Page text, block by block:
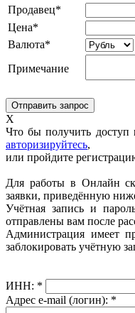
Продавец*
Цена*
Валюта*
Примечание
X
Что бы получить доступ
авторизируйтесь,
или пройдите
Для работы в Онлайн
заявки, приведённую
Учётная запись и
отправлены вам после
Администрация имеет
заблокировать учётную
ИНН: *
Адрес e-mail (логин): *